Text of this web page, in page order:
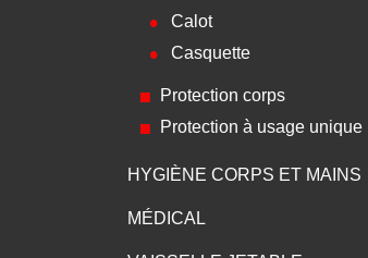
Calot
Casquette
Protection corps
Protection à usage unique
HYGIÈNE CORPS ET MAINS
MÉDICAL